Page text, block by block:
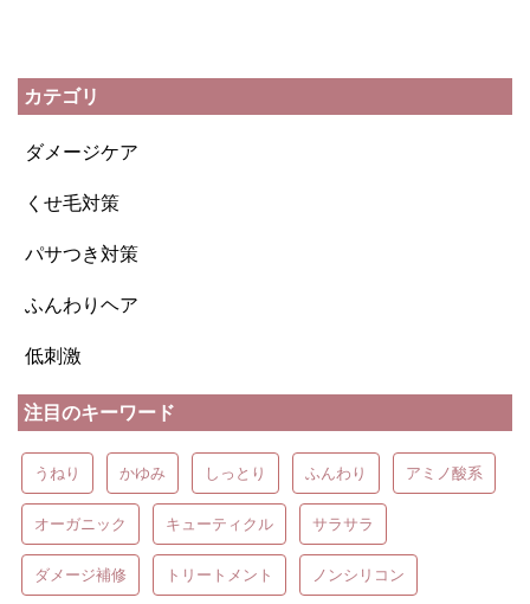
カテゴリ
ダメージケア
くせ毛対策
パサつき対策
ふんわりヘア
低刺激
注目のキーワード
うねり かゆみ しっとり ふんわり アミノ酸系
オーガニック キューティクル サラサラ
ダメージ補修 トリートメント ノンシリコン